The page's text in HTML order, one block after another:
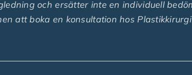
och ersätter inte en individuell
att boka en konsultation hos